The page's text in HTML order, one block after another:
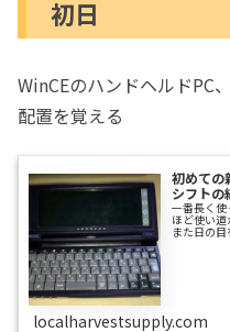
14日目
19日目
20日目
40日目頃
45日目頃
50日目
75日目頃
3ヶ月目
初日
WinCEのハンドヘルドPC
配置を覚える
初めて
シフトの
一番長く
ほど使い
また日の
たしはこの
localharvestsupply.com